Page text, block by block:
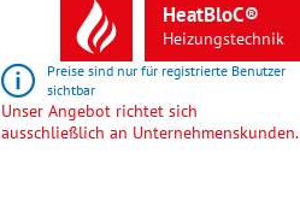
HeatBloC®
Heizungstechnik
Preise sind nur für registrierte Benutzer
sichtbar
Unser Angebot richtet sich
ausschließlich an Unternehmenskunden.